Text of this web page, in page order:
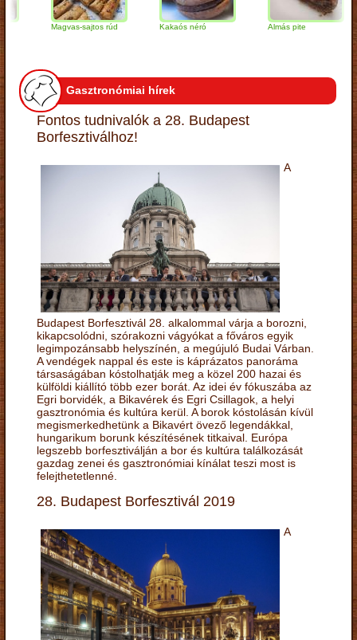
Magvas-sajtos rúd Kakaós néró Almás pite
Gasztronómiai hírek
Fontos tudnivalók a 28. Budapest
Borfesztiválhoz!
A
Budapest Borfesztivál 28. alkalommal várja a borozni,
kikapcsolódni, szórakozni vágyókat a főváros egyik
legimpozánsabb helyszínén, a megújuló Budai Várban.
A vendégek nappal és este is káprázatos panoráma
társaságában kóstolhatják meg a közel 200 hazai és
külföldi kiállító több ezer borát. Az idei év fókuszába az
Egri borvidék, a Bikavérek és Egri Csillagok, a helyi
gasztronómia és kultúra kerül. A borok kóstolásán kívül
megismerkedhetünk a Bikavért övező legendákkal,
hungarikum borunk készítésének titkaival. Európa
legszebb borfesztiválján a bor és kultúra találkozását
gazdag zenei és gasztronómiai kínálat teszi most is
felejthetetlenné.
28. Budapest Borfesztivál 2019
A